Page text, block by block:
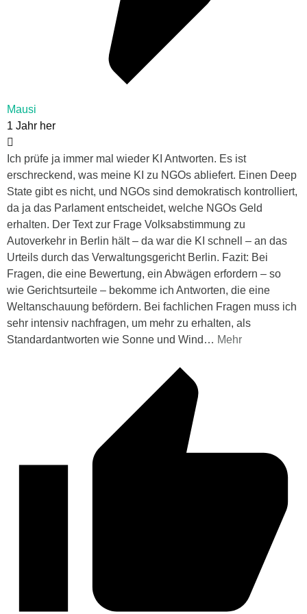
Mausi
1 Jahr her
Ich prüfe ja immer mal wieder KI Antworten. Es ist
erschreckend, was meine KI zu NGOs abliefert. Einen Deep
State gibt es nicht, und NGOs sind demokratisch kontrolliert,
da ja das Parlament entscheidet, welche NGOs Geld
erhalten. Der Text zur Frage Volksabstimmung zu
Autoverkehr in Berlin hält – da war die KI schnell – an das
Urteils durch das Verwaltungsgericht Berlin. Fazit: Bei
Fragen, die eine Bewertung, ein Abwägen erfordern – so
wie Gerichtsurteile – bekomme ich Antworten, die eine
Weltanschauung befördern. Bei fachlichen Fragen muss ich
sehr intensiv nachfragen, um mehr zu erhalten, als
Standardantworten wie Sonne und Wind … Mehr